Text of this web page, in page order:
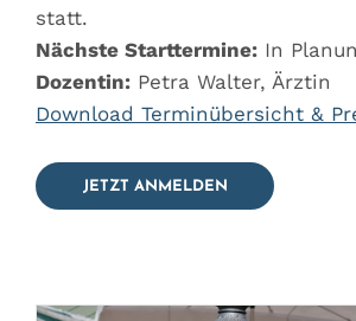
statt.
Nächste Starttermine: In
Dozentin: Petra Walter, Ärztin
Download Terminübersicht &
JETZT ANMELDEN